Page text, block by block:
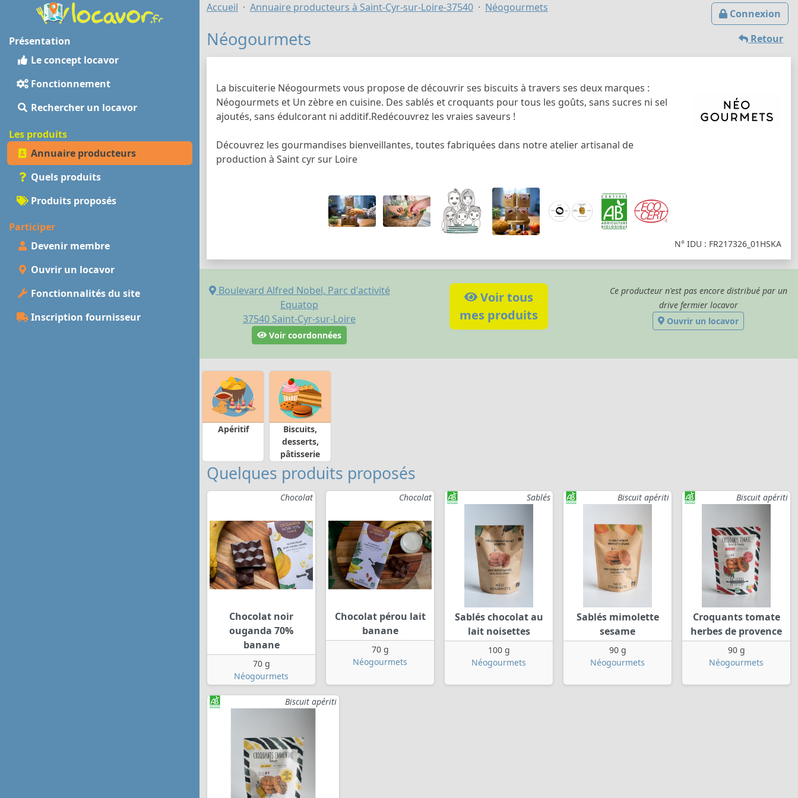
Présentation
Le concept locavor
Fonctionnement
Rechercher un locavor
Les produits
Annuaire producteurs
Quels produits
Produits proposés
Participer
Devenir membre
Ouvrir un locavor
Fonctionnalités du site
Inscription fournisseur
Connexion
Accueil Annuaire producteurs à Saint-Cyr-sur-Loire-37540 Néogourmets
Retour
Néogourmets
La biscuiterie Néogourmets vous propose de découvrir ses biscuits à travers ses deux marques :
Néogourmets et Un zèbre en cuisine. Des sablés et croquants pour tous les goûts, sans sucres ni sel
ajoutés, sans édulcorant ni additif.Redécouvrez les vraies saveurs !
Découvrez les gourmandises bienveillantes, toutes fabriquées dans notre atelier artisanal de
production à Saint cyr sur Loire
N° IDU : FR217326_01HSKA
Boulevard Alfred Nobel, Parc d'activité
Equatop
37540 Saint-Cyr-sur-Loire
Voir coordonnées
Voir tous
mes produits
Ce producteur n'est pas encore distribué par un
drive fermier locavor
Ouvrir un locavor
Apéritif
Biscuits,
desserts,
pâtisserie
Quelques produits proposés
Chocolat
Chocolat noir
ouganda 70%
banane
70 g
Néogourmets
Chocolat
Chocolat pérou lait
banane
70 g
Néogourmets
Sablés
Sablés chocolat au
lait noisettes
100 g
Néogourmets
Biscuit apériti
Sablés mimolette
sesame
90 g
Néogourmets
Biscuit apériti
Croquants tomate
herbes de provence
90 g
Néogourmets
Biscuit apériti